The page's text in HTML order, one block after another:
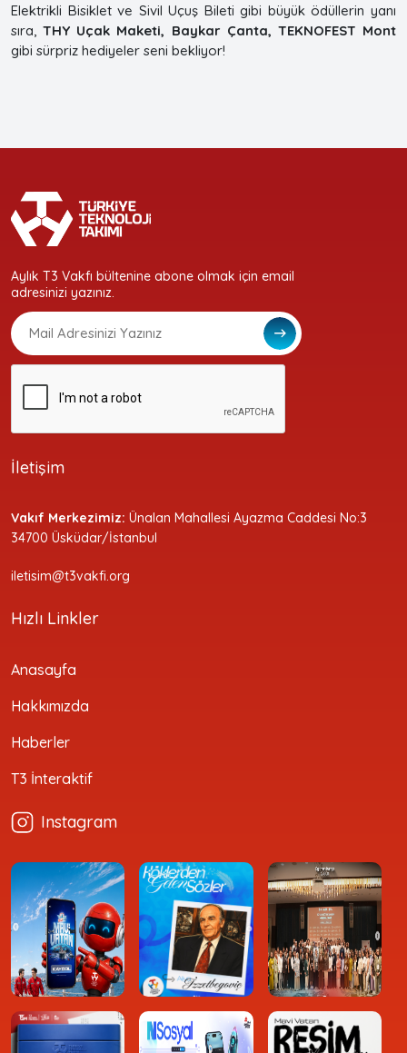
Elektrikli Bisiklet ve Sivil Uçuş Bileti gibi büyük ödüllerin yanı
sıra,THY Uçak Maketi, Baykar Çanta, TEKNOFEST Mont
gibi sürpriz hediyeler seni bekliyor!
Aylık T3 Vakfı bültenine abone olmak için email
adresinizi yazınız.
İletişim
Vakıf Merkezimiz: Ünalan Mahallesi Ayazma Caddesi No:3
34700 Üsküdar/İstanbul
iletisim@t3vakfi.org
Hızlı Linkler
Anasayfa
Hakkımızda
Haberler
T3 İnteraktif
Instagram